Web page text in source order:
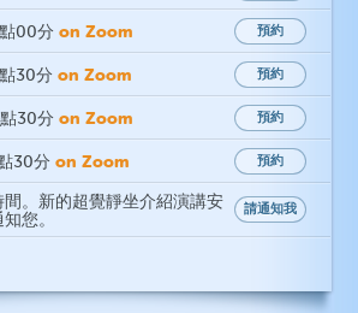
點00分 on Zoom 預約
點30分 on Zoom 預約
點30分 on Zoom 預約
30分 on Zoom 預約
。新的超覺靜坐介紹演講安
您。
請通知我